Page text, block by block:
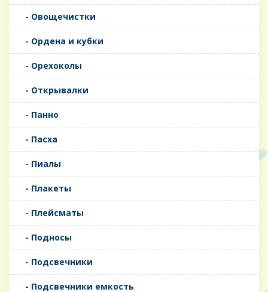
- Овощечистки
- Ордена и кубки
- Орехоколы
- Открывалки
- Панно
- Пасха
- Пиалы
- Плакеты
- Плейсматы
- Подносы
- Подсвечники
- Подсвечники емкость